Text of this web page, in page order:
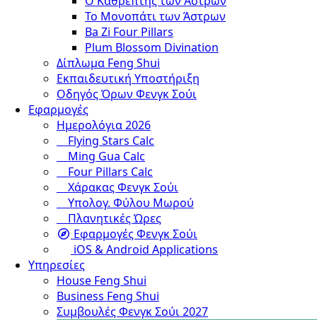
Το Μονοπάτι των Άστρων
Ba Zi Four Pillars
Plum Blossom Divination
Δίπλωμα Feng Shui
Εκπαιδευτική Υποστήριξη
Οδηγός Όρων Φενγκ Σούι
Εφαρμογές
Ημερολόγια 2026
Flying Stars Calc
Ming Gua Calc
Four Pillars Calc
Χάρακας Φενγκ Σούι
Υπολογ. Φύλου Μωρού
Πλανητικές Ώρες
Εφαρμογές Φενγκ Σούι
iOS & Android Applications
Υπηρεσίες
House Feng Shui
Business Feng Shui
Συμβουλές Φενγκ Σούι 2027